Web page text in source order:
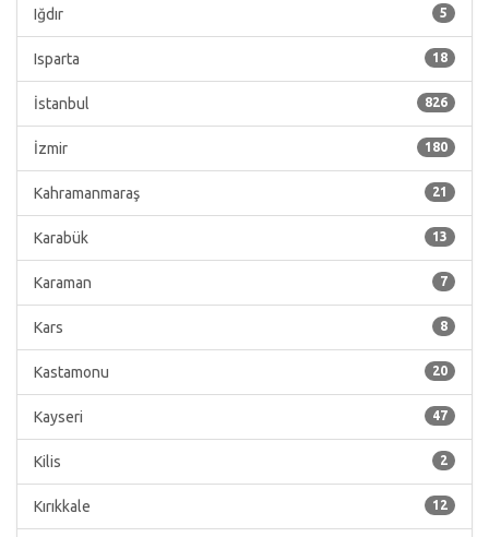
5
Iğdır
18
Isparta
826
İstanbul
180
İzmir
21
Kahramanmaraş
13
Karabük
7
Karaman
8
Kars
20
Kastamonu
47
Kayseri
2
Kilis
12
Kırıkkale